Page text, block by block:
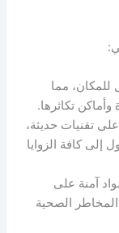
للمكان، مما
تكاثرها.
تقنيات حديثة،
إلى كافة الزوايا
آمنة على
الصحية